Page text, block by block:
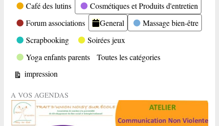
Café des lutins
Cosmétiques et Produits d'entretien
Forum associations
General
Massage bien-être
Scrapbooking
Soirées jeux
Yoga enfants parents
Toutes les catégories
Vue
impression
A VOS AGENDAS